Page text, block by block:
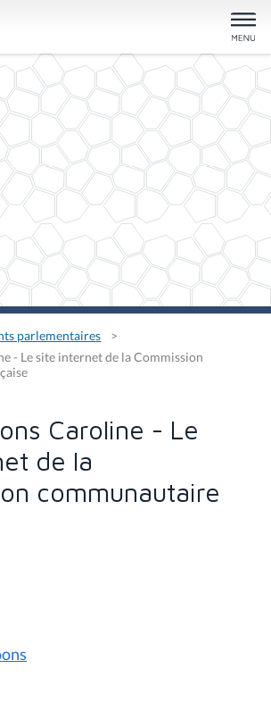
parlementaires
- Le site internet de la Commission
Caroline - Le
de la
communautaire